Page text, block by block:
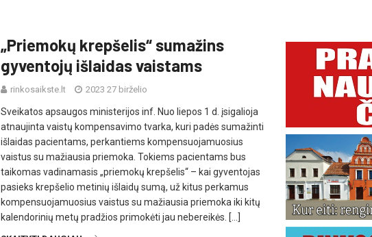
„Priemokų krepšelis“ sumažins
gyventojų išlaidas vaistams
rinkosaikste.lt 2023 27 birželio
Sveikatos apsaugos ministerijos inf. Nuo liepos 1 d. įsigalioja
atnaujinta vaistų kompensavimo tvarka, kuri padės sumažinti
išlaidas pacientams, perkantiems kompensuojamuosius
vaistus su mažiausia priemoka. Tokiems pacientams bus
taikomas vadinamasis „priemokų krepšelis“ – kai gyventojas
pasieks krepšelio metinių išlaidų sumą, už kitus perkamus
kompensuojamuosius vaistus su mažiausia priemoka iki kitų
kalendorinių metų pradžios primokėti jau nebereikės. […]